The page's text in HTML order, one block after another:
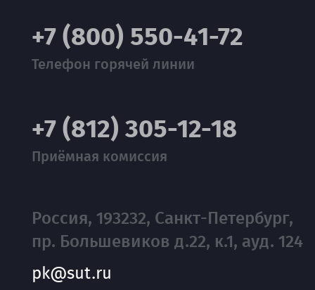
+7 (800) 550-41-72
Телефон горячей линии
+7 (812) 305-12-18
Приёмная комиссия
Россия, 193232, Санкт-Петербург,
пр. Большевиков д.22, к.1, ауд. 124
pk@sut.ru